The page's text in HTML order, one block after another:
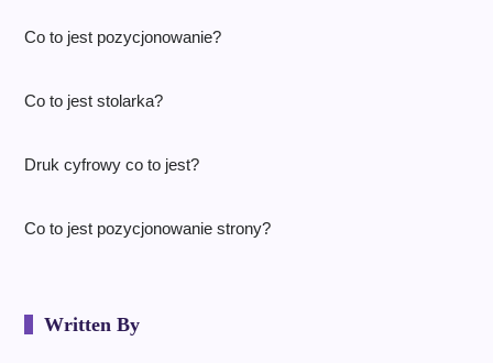
Co to jest pozycjonowanie?
Co to jest stolarka?
Druk cyfrowy co to jest?
Co to jest pozycjonowanie strony?
Written By